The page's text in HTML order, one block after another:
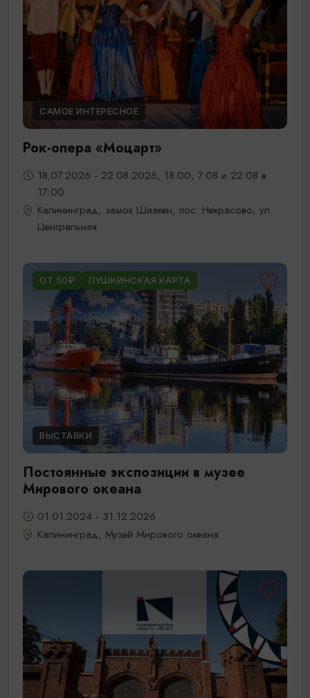
САМОЕ ИНТЕРЕСНОЕ
Рок-опера «Моцарт»
18.07.2026 - 22.08.2026, 18:00, 7.08 и 22.08 в
17:00
Калининград, замок Шаакен, пос. Некрасово, ул.
Центральная
ОТ 50₽ ПУШКИНСКАЯ КАРТА
ВЫСТАВКИ
Постоянные экспозиции в музее
Мирового океана
01.01.2024 - 31.12.2026
Калининград, Музей Мирового океана